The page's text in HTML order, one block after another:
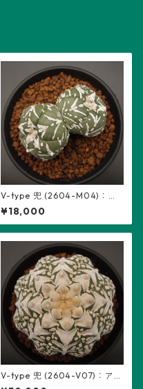
V-type 兜 (2604-M04)：ア
ストロフィツム属 ※実生、2頭
立ち、5稜
¥18,000
V-type 兜 (2604-V07)：アス
トロフィツム属 ※実生